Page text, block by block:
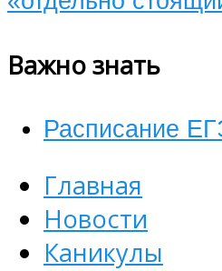
Важно знать
Расписание
Главная
Новости
Каникулы